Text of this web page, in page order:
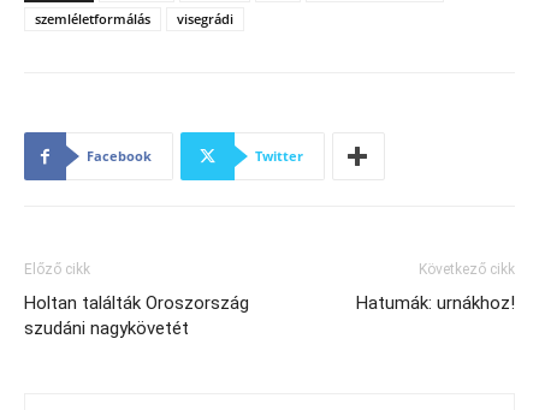
szemléletformálás
visegrádi
Facebook Twitter
Előző cikk
Holtan találták Oroszország
szudáni nagykövetét
Következő cikk
Hatumák: urnákhoz!